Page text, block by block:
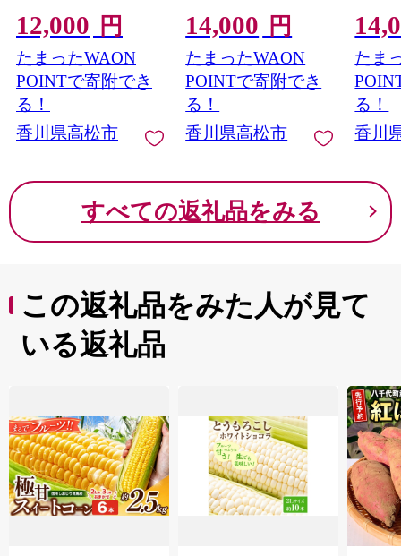
12,000 円
たまったWAON
POINTで寄附でき
る！
香川県高松市
14,000 円
たまったWAON
POINTで寄附でき
る！
香川県高松市
たま
る！
香川
すべての返礼品をみる
この返礼品をみた人が見て
いる返礼品